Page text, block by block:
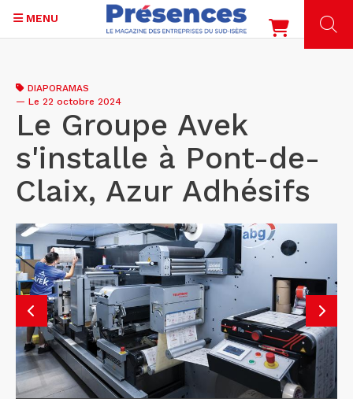
contenu
principal
MENU
DIAPORAMAS
— Le 22 octobre 2024
Le Groupe Avek
s'installe à Pont-de-
Claix, Azur Adhésifs